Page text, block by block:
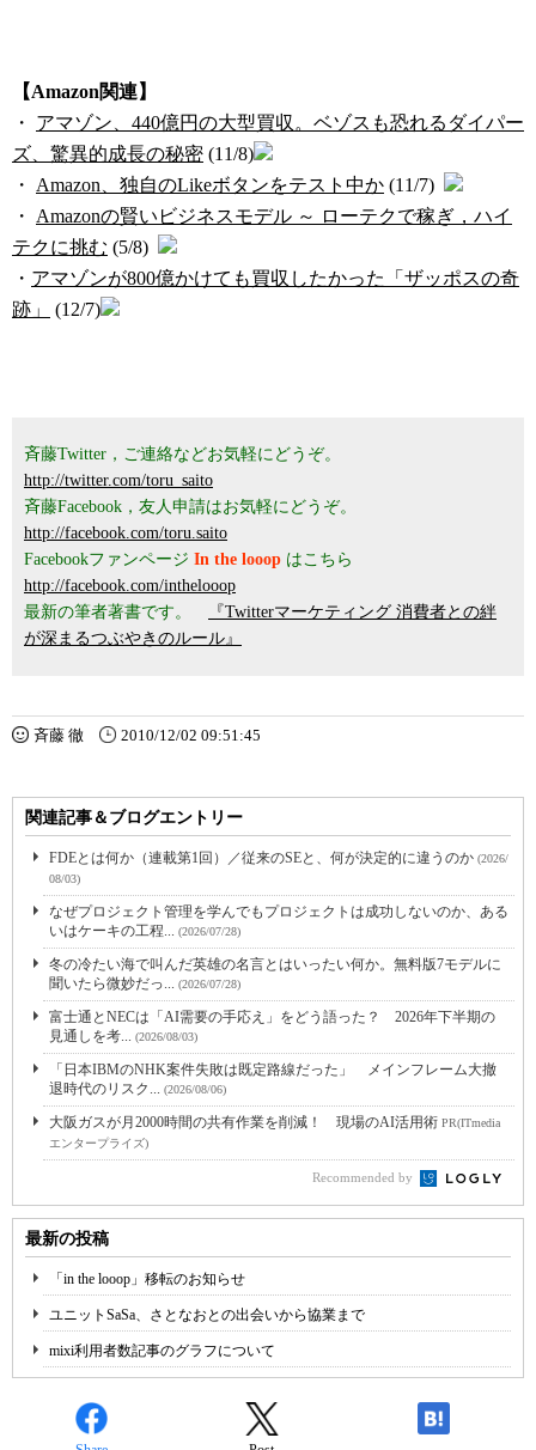
【Amazon関連】
・ アマゾン、440億円の大型買収。ベゾスも恐れるダイパー
ズ、驚異的成長の秘密 (11/8)
・ Amazon、独自のLikeボタンをテスト中か (11/7)
・ Amazonの賢いビジネスモデル ～ ローテクで稼ぎ，ハイ
テクに挑む (5/8)
・ アマゾンが800億かけても買収したかった「ザッポスの奇
跡」
(12/7)
斉藤Twitter，ご連絡などお気軽にどうぞ。
http://twitter.com/toru_saito
斉藤Facebook，友人申請はお気軽にどうぞ。
http://facebook.com/toru.saito
Facebookファンページ In the looop はこちら
http://facebook.com/inthelooop
最新の筆者著書です。
『Twitterマーケティング 消費者との絆
が深まるつぶやきのルール』
斉藤 徹 2010/12/02 09:51:45
関連記事＆ブログエントリー
FDEとは何か（連載第1回）／従来のSEと、何が決定的に違うのか (2026/
08/03)
なぜプロジェクト管理を学んでもプロジェクトは成功しないのか、ある
いはケーキの工程... (2026/07/28)
冬の冷たい海で叫んだ英雄の名言とはいったい何か。無料版7モデルに
聞いたら微妙だっ... (2026/07/28)
富士通とNECは「AI需要の手応え」をどう語った？ 2026年下半期の
見通しを考... (2026/08/03)
「日本IBMのNHK案件失敗は既定路線だった」 メインフレーム大撤
退時代のリスク... (2026/08/06)
大阪ガスが月2000時間の共有作業を削減！ 現場のAI活用術 PR(ITmedia
エンタープライズ)
Recommended by
最新の投稿
「in the looop」移転のお知らせ
ユニットSaSa、さとなおとの出会いから協業まで
mixi利用者数記事のグラフについて